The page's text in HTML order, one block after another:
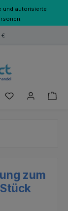
und autorisierte
€
Du hast 0
zum